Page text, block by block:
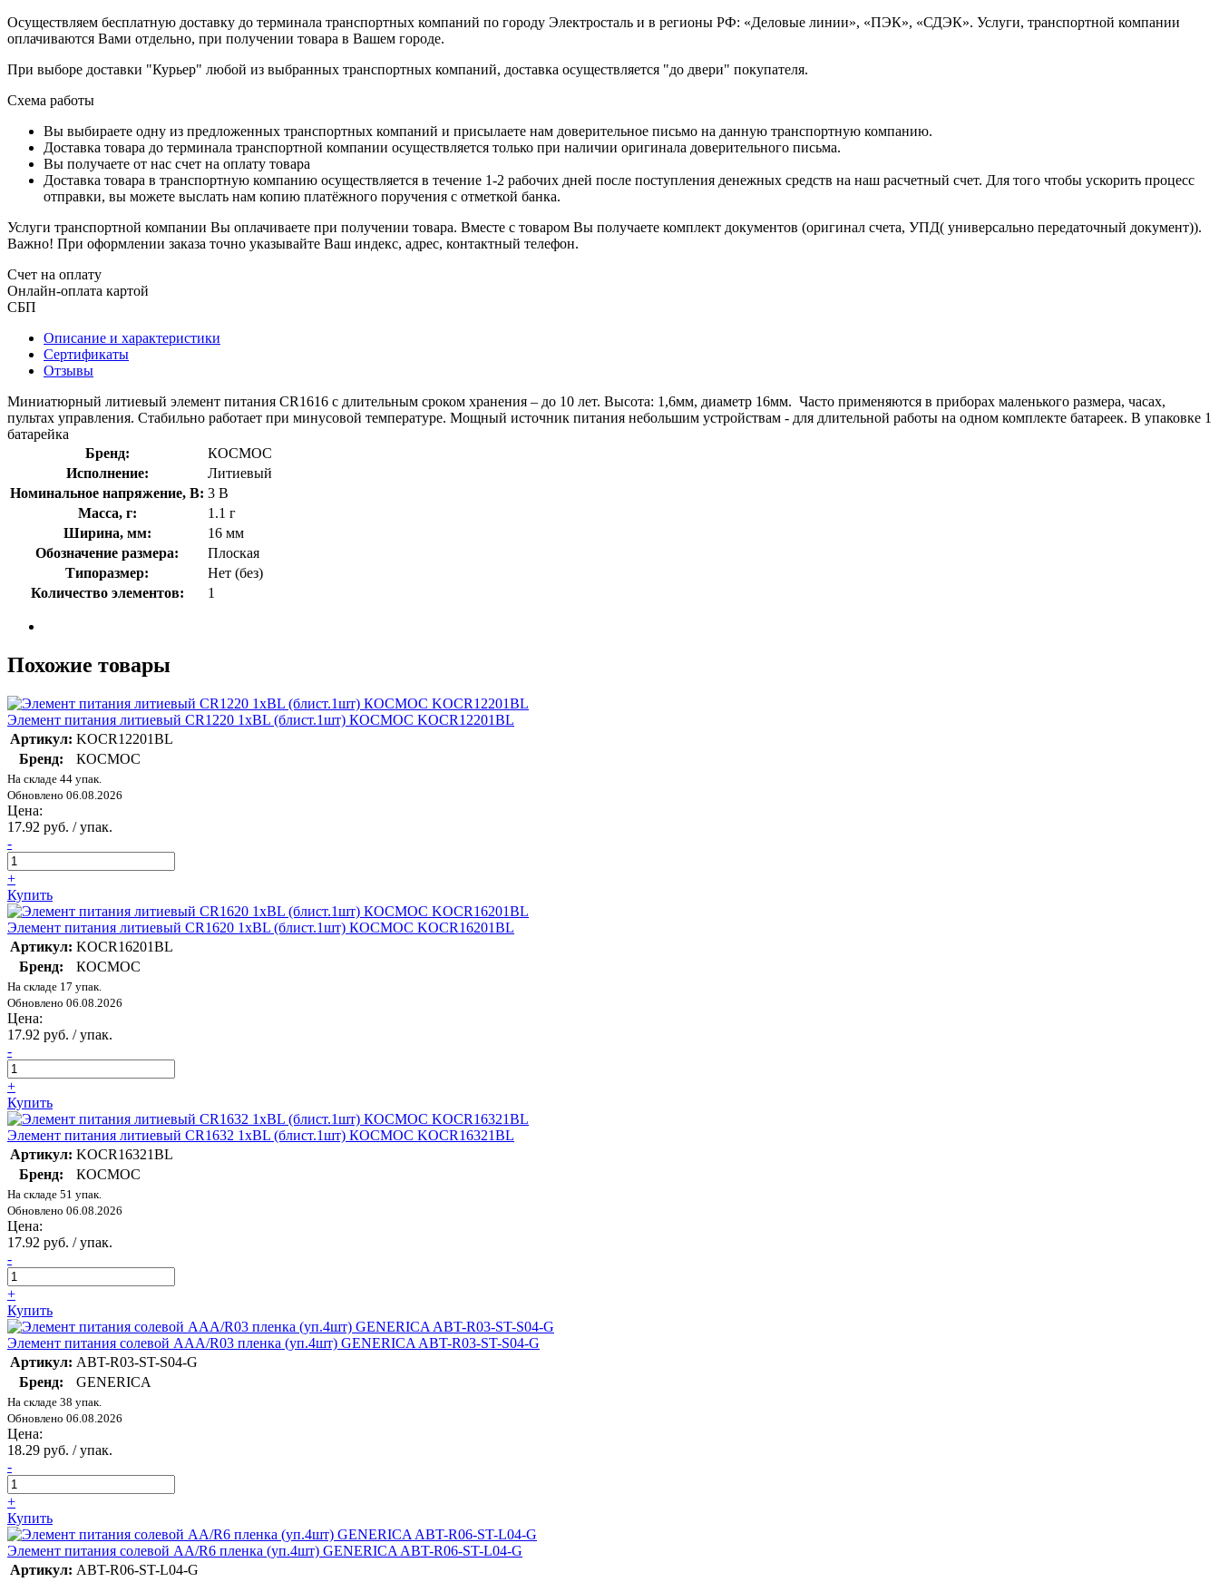
Осуществляем бесплатную доставку до терминала транспортных компаний по городу Электросталь и в регионы РФ: «Деловые линии», «ПЭК», «СДЭК». Услуги, транспортной компании
оплачиваются Вами отдельно, при получении товара в Вашем городе.
При выборе доставки "Курьер" любой из выбранных транспортных компаний, доставка осуществляется "до двери" покупателя.
Схема работы
Вы выбираете одну из предложенных транспортных компаний и присылаете нам доверительное письмо на данную транспортную компанию.
Доставка товара до терминала транспортной компании осуществляется только при наличии оригинала доверительного письма.
Вы получаете от нас счет на оплату товара
Доставка товара в транспортную компанию осуществляется в течение 1-2 рабочих дней после поступления денежных средств на наш расчетный счет. Для того чтобы ускорить процесс
отправки, вы можете выслать нам копию платёжного поручения с отметкой банка.
Услуги транспортной компании Вы оплачиваете при получении товара. Вместе с товаром Вы получаете комплект документов (оригинал счета, УПД( универсально передаточный документ)).
Важно! При оформлении заказа точно указывайте Ваш индекс, адрес, контактный телефон.
Счет на оплату
Онлайн-оплата картой
СБП
Описание и характеристики
Сертификаты
Отзывы
Миниатюрный литиевый элемент питания СR1616 с длительным сроком хранения – до 10 лет. Высота: 1,6мм, диаметр 16мм. Часто применяются в приборах маленького размера, часах,
пультах управления. Стабильно работает при минусовой температуре. Мощный источник питания небольшим устройствам - для длительной работы на одном комплекте батареек. В упаковке 1
батарейка
Бренд:
КОСМОС
Исполнение:
Литиевый
Номинальное напряжение, В: 3 В
Масса, г:
1.1 г
Ширина, мм:
16 мм
Обозначение размера:
Плоская
Типоразмер:
Нет (без)
Количество элементов:
1
Похожие товары
Элемент питания литиевый CR1220 1хBL (блист.1шт) КОСМОС KOCR12201BL
Артикул: KOCR12201BL
Бренд:
КОСМОС
На складе 44 упак.
Обновлено 06.08.2026
Цена:
17.92 руб. / упак.
-
+
Купить
Элемент питания литиевый CR1620 1хBL (блист.1шт) КОСМОС KOCR16201BL
Артикул: KOCR16201BL
Бренд:
КОСМОС
На складе 17 упак.
Обновлено 06.08.2026
Цена:
17.92 руб. / упак.
-
+
Купить
Элемент питания литиевый CR1632 1хBL (блист.1шт) КОСМОС KOCR16321BL
Артикул: KOCR16321BL
Бренд:
КОСМОС
На складе 51 упак.
Обновлено 06.08.2026
Цена:
17.92 руб. / упак.
-
+
Купить
Элемент питания солевой AAA/R03 пленка (уп.4шт) GENERICA ABT-R03-ST-S04-G
Артикул: ABT-R03-ST-S04-G
Бренд:
GENERICA
На складе 38 упак.
Обновлено 06.08.2026
Цена:
18.29 руб. / упак.
-
+
Купить
Элемент питания солевой AA/R6 пленка (уп.4шт) GENERICA ABT-R06-ST-L04-G
Артикул: ABT-R06-ST-L04-G